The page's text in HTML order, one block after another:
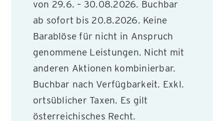
von 29.6. – 30.08.2026. Buchbar
ab sofort bis 20.8.2026. Keine
Barablöse für nicht in Anspruch
genommene Leistungen. Nicht mit
anderen Aktionen kombinierbar.
Buchbar nach Verfügbarkeit. Exkl.
ortsüblicher Taxen. Es gilt
österreichisches Recht.